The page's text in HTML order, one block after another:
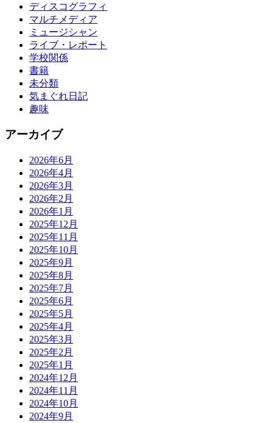
ディスコグラフィ
マルチメディア
ミュージシャン
ライブ・レポート
学校関係
書籍
未分類
気まぐれ日記
趣味
アーカイブ
2026年6月
2026年4月
2026年3月
2026年2月
2026年1月
2025年12月
2025年11月
2025年10月
2025年9月
2025年8月
2025年7月
2025年6月
2025年5月
2025年4月
2025年3月
2025年2月
2025年1月
2024年12月
2024年11月
2024年10月
2024年9月